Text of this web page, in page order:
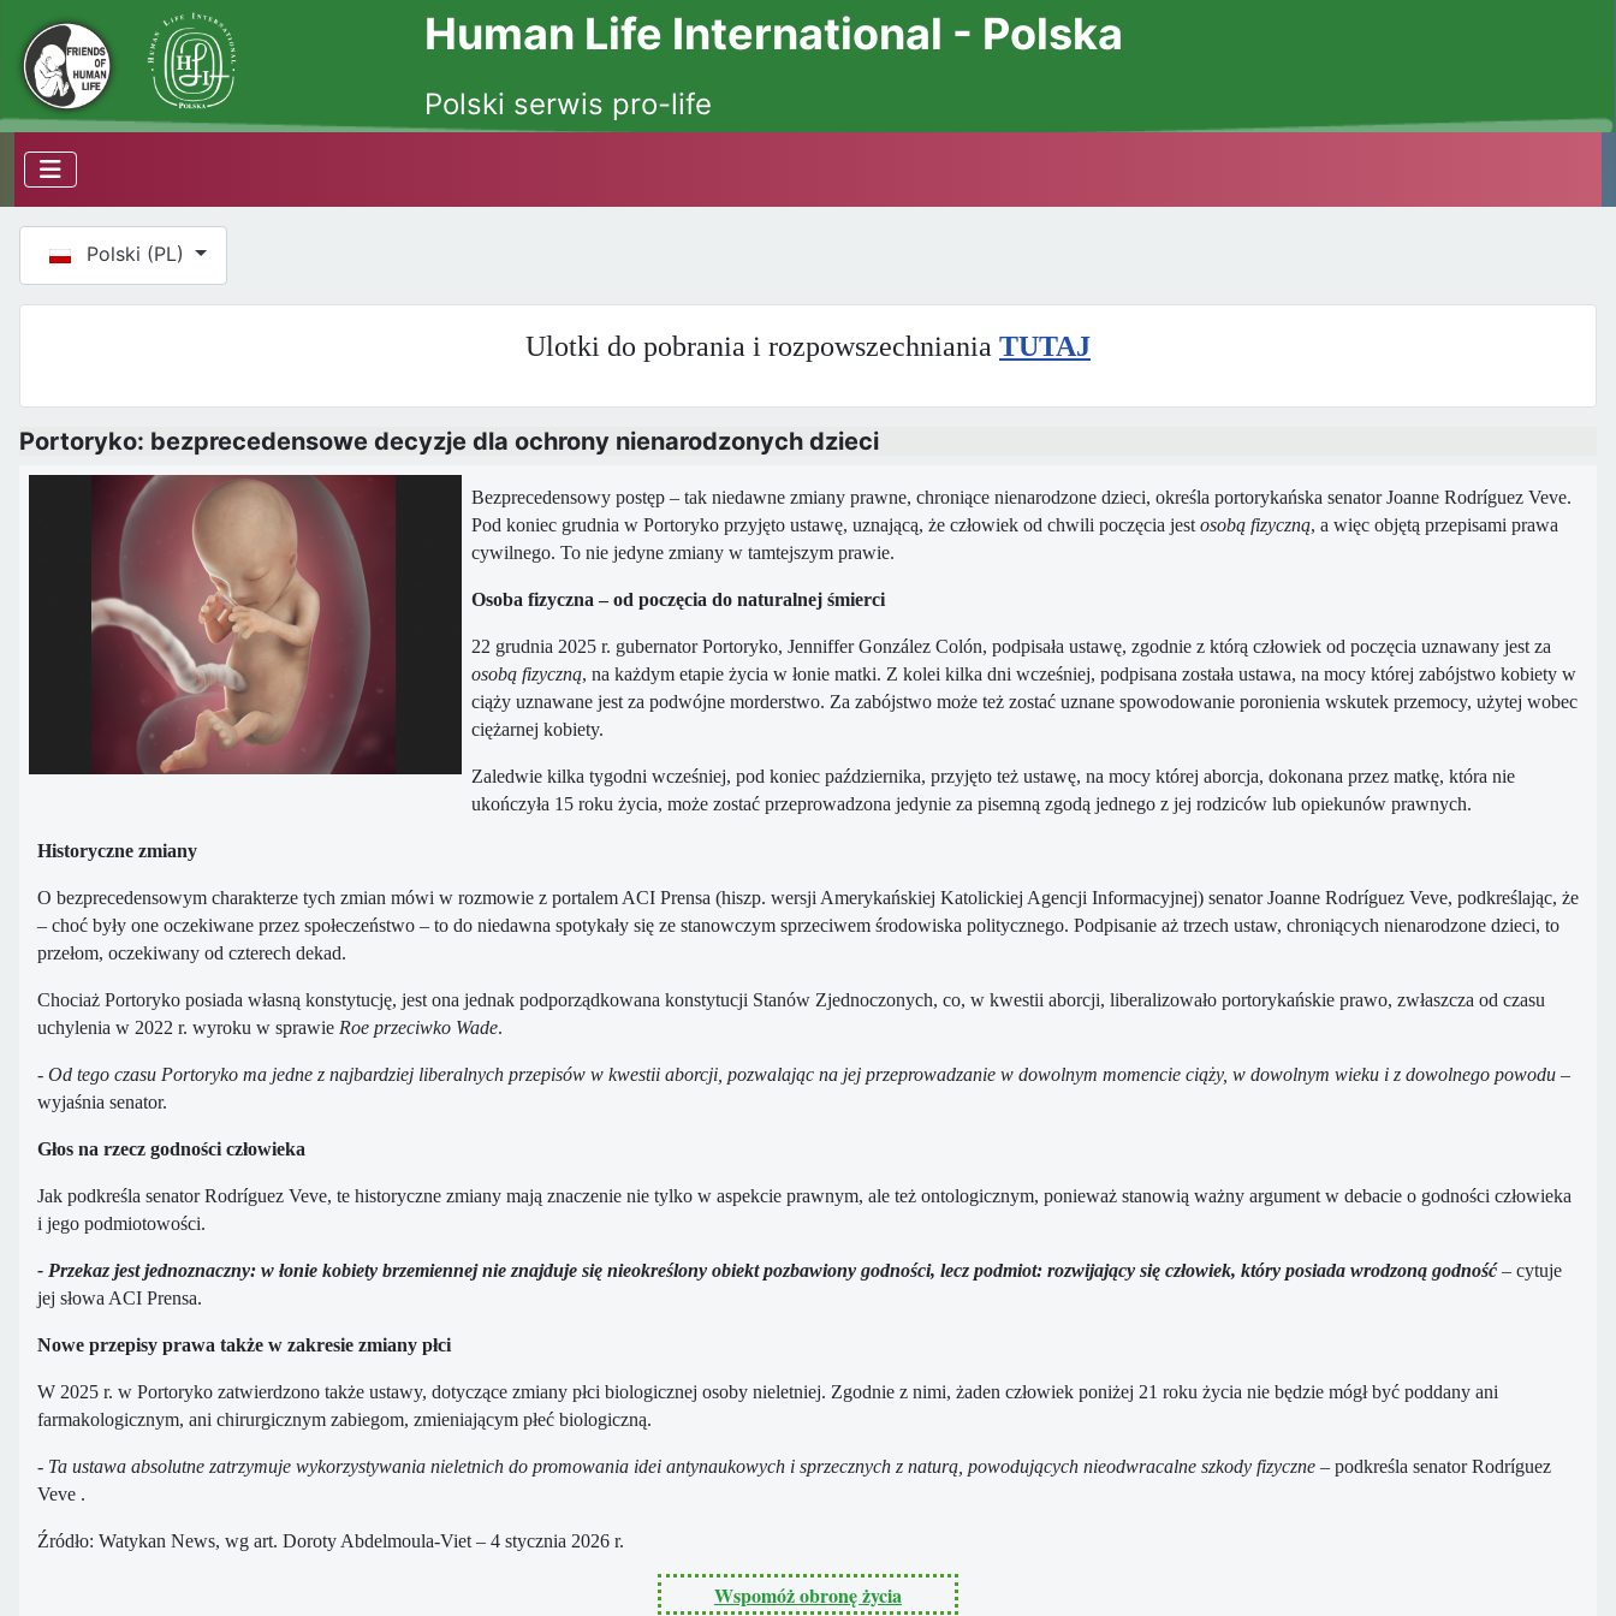
Human Life International - Polska
Polski serwis pro-life
Wybierz swój język
Polski (PL)
Ulotki do pobrania i rozpowszechniania TUTAJ
Portoryko: bezprecedensowe decyzje dla ochrony nienarodzonych dzieci
Bezprecedensowy postęp – tak niedawne zmiany prawne, chroniące nienarodzone dzieci, określa portorykańska senator Joanne Rodríguez Veve.
Pod koniec grudnia w Portoryko przyjęto ustawę, uznającą, że człowiek od chwili poczęcia jest osobą fizyczną, a więc objętą przepisami prawa
cywilnego. To nie jedyne zmiany w tamtejszym prawie.
Osoba fizyczna – od poczęcia do naturalnej śmierci
22 grudnia 2025 r. gubernator Portoryko, Jenniffer González Colón, podpisała ustawę, zgodnie z którą człowiek od poczęcia uznawany jest za
osobą fizyczną, na każdym etapie życia w łonie matki. Z kolei kilka dni wcześniej, podpisana została ustawa, na mocy której zabójstwo kobiety w
ciąży uznawane jest za podwójne morderstwo. Za zabójstwo może też zostać uznane spowodowanie poronienia wskutek przemocy, użytej wobec
ciężarnej kobiety.
Zaledwie kilka tygodni wcześniej, pod koniec października, przyjęto też ustawę, na mocy której aborcja, dokonana przez matkę, która nie
ukończyła 15 roku życia, może zostać przeprowadzona jedynie za pisemną zgodą jednego z jej rodziców lub opiekunów prawnych.
Historyczne zmiany
O bezprecedensowym charakterze tych zmian mówi w rozmowie z portalem ACI Prensa (hiszp. wersji Amerykańskiej Katolickiej Agencji Informacyjnej) senator Joanne Rodríguez Veve, podkreślając, że
– choć były one oczekiwane przez społeczeństwo – to do niedawna spotykały się ze stanowczym sprzeciwem środowiska politycznego. Podpisanie aż trzech ustaw, chroniących nienarodzone dzieci, to
przełom, oczekiwany od czterech dekad.
Chociaż Portoryko posiada własną konstytucję, jest ona jednak podporządkowana konstytucji Stanów Zjednoczonych, co, w kwestii aborcji, liberalizowało portorykańskie prawo, zwłaszcza od czasu
uchylenia w 2022 r. wyroku w sprawie Roe przeciwko Wade.
- Od tego czasu Portoryko ma jedne z najbardziej liberalnych przepisów w kwestii aborcji, pozwalając na jej przeprowadzanie w dowolnym momencie ciąży, w dowolnym wieku i z dowolnego powodu –
wyjaśnia senator.
Głos na rzecz godności człowieka
Jak podkreśla senator Rodríguez Veve, te historyczne zmiany mają znaczenie nie tylko w aspekcie prawnym, ale też ontologicznym, ponieważ stanowią ważny argument w debacie o godności człowieka
i jego podmiotowości.
- Przekaz jest jednoznaczny: w łonie kobiety brzemiennej nie znajduje się nieokreślony obiekt pozbawiony godności, lecz podmiot: rozwijający się człowiek, który posiada wrodzoną godność– cytuje
jej słowa ACI Prensa.
Nowe przepisy prawa także w zakresie zmiany płci
W 2025 r. w Portoryko zatwierdzono także ustawy, dotyczące zmiany płci biologicznej osoby nieletniej. Zgodnie z nimi, żaden człowiek poniżej 21 roku życia nie będzie mógł być poddany ani
farmakologicznym, ani chirurgicznym zabiegom, zmieniającym płeć biologiczną.
- Ta ustawa absolutne zatrzymuje wykorzystywania nieletnich do promowania idei antynaukowych i sprzecznych z naturą, powodujących nieodwracalne szkody fizyczne – podkreśla senator Rodríguez
Veve .
Źródło: Watykan News, wg art. Doroty Abdelmoula-Viet – 4 stycznia 2026 r.
Wspomóż obronę życia